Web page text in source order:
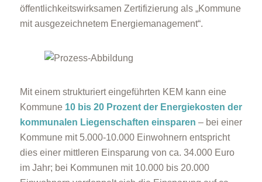
öffentlichkeitswirksamen Zertifizierung als „Kommune
mit ausgezeichnetem Energiemanagement“.
Mit einem strukturiert eingeführten KEM kann eine
Kommune 10 bis 20 Prozent der Energiekosten der
kommunalen Liegenschaften einsparen – bei einer
Kommune mit 5.000-10.000 Einwohnern entspricht
dies einer mittleren Einsparung von ca. 34.000 Euro
im Jahr; bei Kommunen mit 10.000 bis 20.000